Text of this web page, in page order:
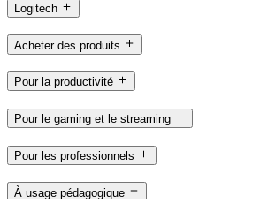
Logitech
Acheter des produits
Pour la productivité
Pour le gaming et le streaming
Pour les professionnels
À usage pédagogique